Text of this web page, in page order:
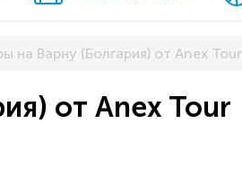
на Варну (Болгария) от Anex Tour
от Anex Tour